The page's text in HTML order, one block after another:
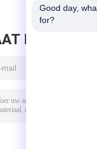
BERICHT
Good day,
for?